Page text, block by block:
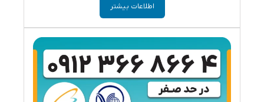
اطلاعات بیشتر